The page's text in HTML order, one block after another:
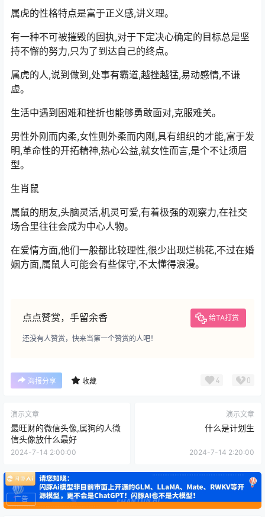
属虎的性格特点是富于正义感,讲义理。
有一种不可被摧毁的固执,对于下定决心确定的目标总是坚
持不懈的努力,只为了到达自己的终点。
属虎的人,说到做到,处事有霸道,越挫越猛,易动感情,不谦
虚。
生活中遇到困难和挫折也能够勇敢面对,克服难关。
男性外刚而内柔,女性则外柔而内刚,具有组织的才能,富于发
明,革命性的开拓精神,热心公益,就女性而言,是个不让须眉
型。
生肖鼠
属鼠的朋友,头脑灵活,机灵可爱,有着极强的观察力,在社交
场合里往往会成为中心人物。
在爱情方面,他们一般都比较理性,很少出现烂桃花,不过在婚
姻方面,属鼠人可能会有些保守,不太懂得浪漫。
点点赞赏，手留余香 给TA打赏
还没有人赞赏，快来当第一个赞赏的人吧！
海报分享 收藏 4 0
演示文章
最旺财的微信头像,属狗的人微
信头像放什么最好
2024-7-14 2:00:00
演示文章
什么是计划生
2024-7-14 2:20:00
广告